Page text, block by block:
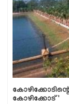
കോഴിക്കോട്'